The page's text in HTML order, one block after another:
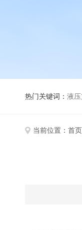
热门关键词： 液
当前位置： 首页